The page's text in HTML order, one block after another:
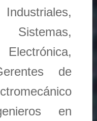
de
en